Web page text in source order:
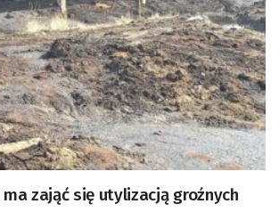
zająć się utylizacją groźnych